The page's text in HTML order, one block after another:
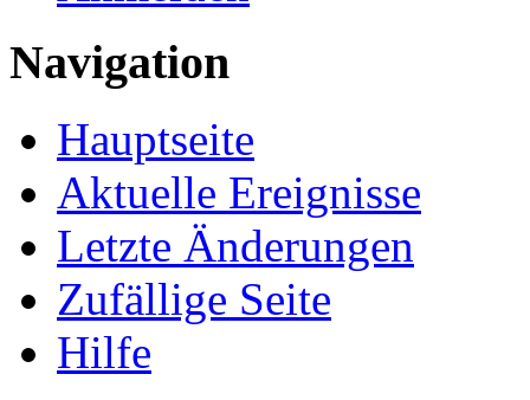
Navigation
Hauptseite
Aktuelle Ereignisse
Letzte Änderungen
Zufällige Seite
Hilfe